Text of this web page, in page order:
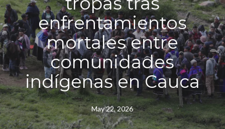
enfrentamientos
mortales entre
comunidades
indígenas en Cauca
May 22, 2026